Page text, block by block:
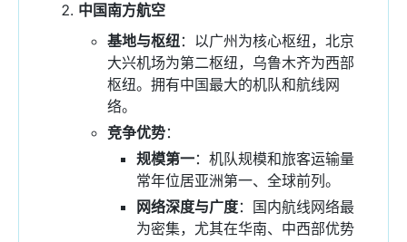
中国南方航空
基地与枢纽：以广州为核心枢纽，北京
大兴机场为第二枢纽，乌鲁木齐为西部
枢纽。拥有中国最大的机队和航线网
络。
竞争优势：
规模第一：机队规模和旅客运输量
常年位居亚洲第一、全球前列。
网络深度与广度：国内航线网络最
为密集，尤其在华南、中西部优势